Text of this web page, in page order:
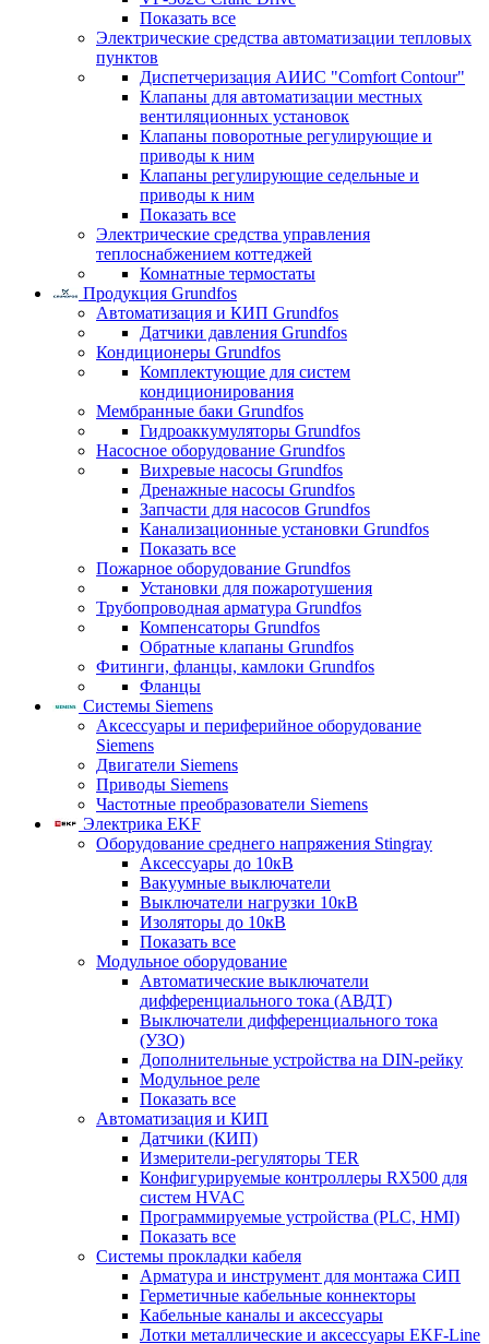
Показать все
Электрические средства автоматизации тепловых
пунктов
Диспетчеризация АИИС "Comfort Contour"
Клапаны для автоматизации местных
вентиляционных установок
Клапаны поворотные регулирующие и
приводы к ним
Клапаны регулирующие седельные и
приводы к ним
Показать все
Электрические средства управления
теплоснабжением коттеджей
Комнатные термостаты
Продукция Grundfos
Автоматизация и КИП Grundfos
Датчики давления Grundfos
Кондиционеры Grundfos
Комплектующие для систем
кондиционирования
Мембранные баки Grundfos
Гидроаккумуляторы Grundfos
Насосное оборудование Grundfos
Вихревые насосы Grundfos
Дренажные насосы Grundfos
Запчасти для насосов Grundfos
Канализационные установки Grundfos
Показать все
Пожарное оборудование Grundfos
Установки для пожаротушения
Трубопроводная арматура Grundfos
Компенсаторы Grundfos
Обратные клапаны Grundfos
Фитинги, фланцы, камлоки Grundfos
Фланцы
Системы Siemens
Аксессуары и периферийное оборудование
Siemens
Двигатели Siemens
Приводы Siemens
Частотные преобразователи Siemens
Электрика EKF
Оборудование среднего напряжения Stingray
Аксессуары до 10кВ
Вакуумные выключатели
Выключатели нагрузки 10кВ
Изоляторы до 10кВ
Показать все
Модульное оборудование
Автоматические выключатели
дифференциального тока (АВДТ)
Выключатели дифференциального тока
(УЗО)
Дополнительные устройства на DIN-рейку
Модульное реле
Показать все
Автоматизация и КИП
Датчики (КИП)
Измерители-регуляторы TER
Конфигурируемые контроллеры RX500 для
систем HVAC
Программируемые устройства (PLC, HMI)
Показать все
Системы прокладки кабеля
Арматура и инструмент для монтажа СИП
Герметичные кабельные коннекторы
Кабельные каналы и аксессуары
Лотки металлические и аксессуары EKF-Line